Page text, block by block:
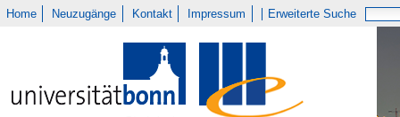
Home Neuzugänge Kontakt Impressum Erweiterte Suche